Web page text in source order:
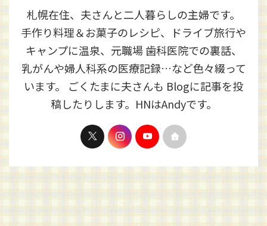
札幌在住、夫さんと二人暮らしの主婦です。
手作り料理＆お菓子のレシピ、ドライブ旅行や
キャンプに温泉、元職場 歯科医院での裏話、
乳がんや婦人科系の医療記録…など色々綴って
います。 ごくたまに夫さんも Blogに記事を投
稿したりします。HNはAndyです。